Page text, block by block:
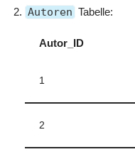
Autoren Tabelle:
Autor_ID
1
2